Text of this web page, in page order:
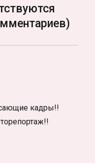
кадры!!